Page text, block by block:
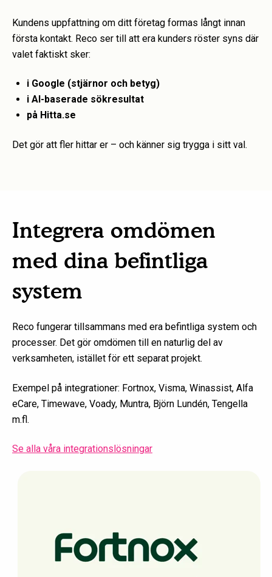
Kundens uppfattning om ditt företag formas långt innan
första kontakt. Reco ser till att era kunders röster syns där
valet faktiskt sker:
i Google (stjärnor och betyg)
i AI-baserade sökresultat
på Hitta.se
Det gör att fler hittar er – och känner sig trygga i sitt val.
Integrera omdömen
med dina befintliga
system
Reco fungerar tillsammans med era befintliga system och
processer. Det gör omdömen till en naturlig del av
verksamheten, istället för ett separat projekt.
Exempel på integrationer: Fortnox, Visma, Winassist, Alfa
eCare, Timewave, Voady, Muntra, Björn Lundén, Tengella
m.fl.
Se alla våra integrationslösningar